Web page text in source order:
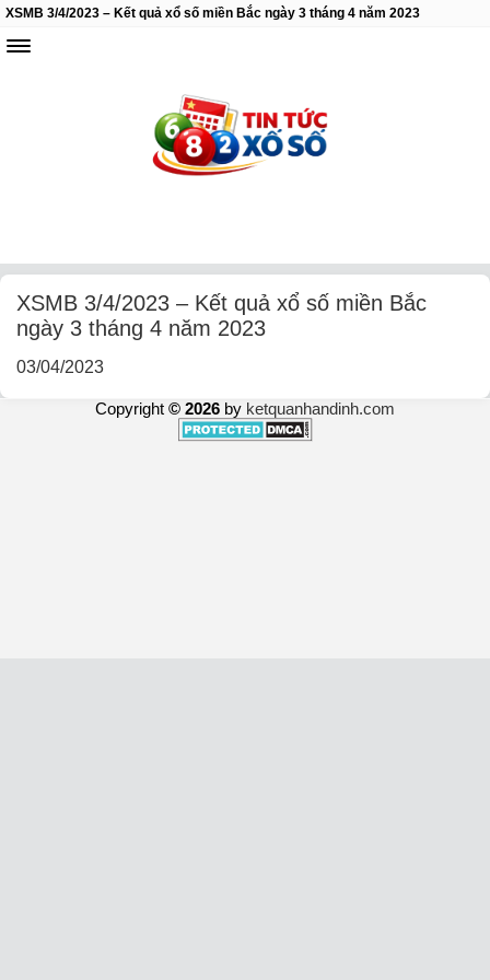
XSMB 3/4/2023 – Kết quả xổ số miền Bắc ngày 3 tháng 4 năm 2023
XSMB 3/4/2023 – Kết quả xổ số miền Bắc
ngày 3 tháng 4 năm 2023
03/04/2023
Copyright © 2026 by ketquanhandinh.com